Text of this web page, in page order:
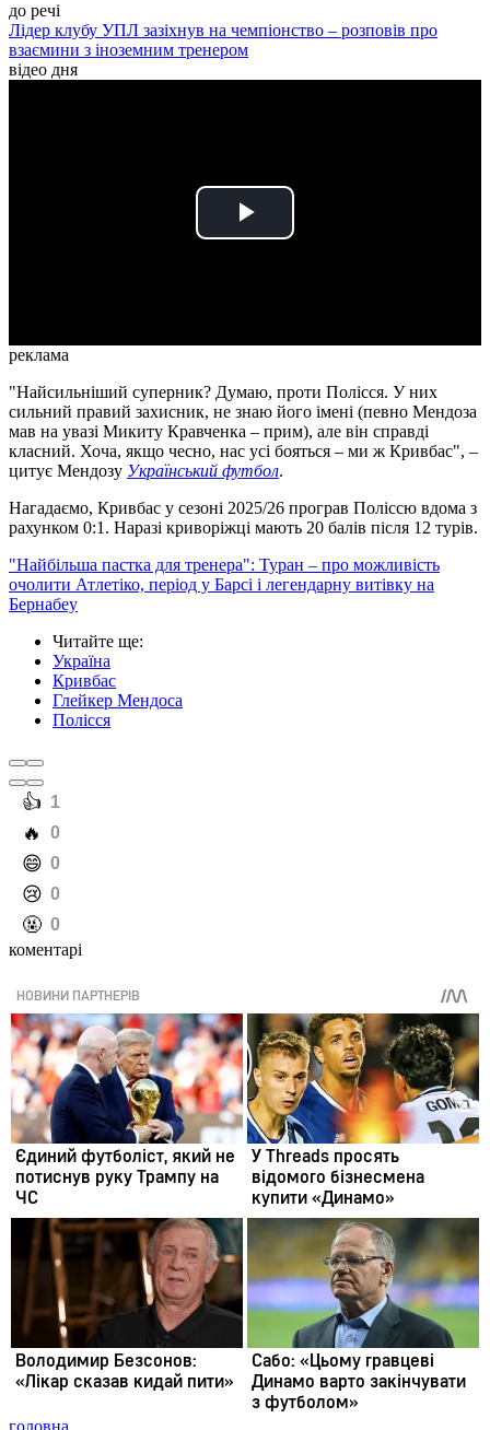
до речі
Лідер клубу УПЛ зазіхнув на чемпіонство – розповів про
взаємини з іноземним тренером
відео дня
Play
реклама
"Найсильніший суперник? Думаю, проти Полісся. У них
сильний правий захисник, не знаю його імені (певно Мендоза
мав на увазі Микиту Кравченка – прим), але він справді
класний. Хоча, якщо чесно, нас усі бояться – ми ж Кривбас", –
цитує Мендозу Український футбол.
Нагадаємо, Кривбас у сезоні 2025/26 програв Поліссю вдома з
рахунком 0:1. Наразі криворіжці мають 20 балів після 12 турів.
"Найбільша пастка для тренера": Туран – про можливість
очолити Атлетіко, період у Барсі і легендарну витівку на
Бернабеу
Читайте ще:
Україна
Кривбас
Глейкер Мендоса
Полісся
️👍 1
️🔥 0
️😄 0
️😢 0
️🤬 0
коментарі
головна